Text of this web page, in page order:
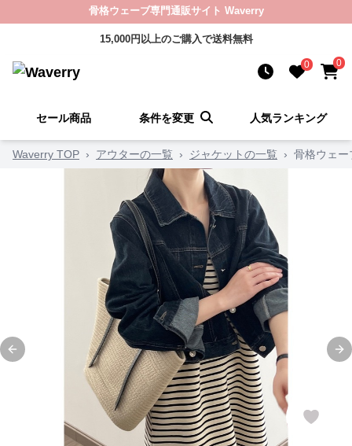
骨格ウェーブ専門通販サイト Waverry
15,000円以上のご購入で送料無料
0 0
セール商品 条件を変更 人気ランキング
Waverry TOP › アウターの一覧 › ジャケットの一覧 › 骨格ウェー
Previous slide